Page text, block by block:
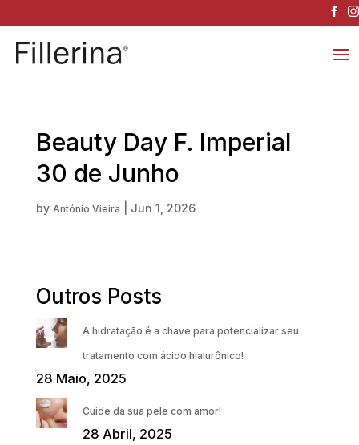
Beauty Day F. Imperial
30 de Junho
by António Vieira Jun 1, 2026
Outros Posts
A hidratação é a chave para potencializar seu
tratamento com ácido hialurônico!
28 Maio, 2025
Cuide da sua pele com amor!
28 Abril, 2025